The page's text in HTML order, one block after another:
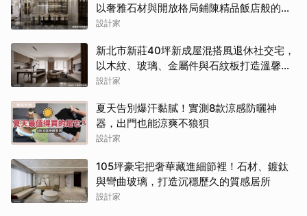
以奢雅石材與開放格局鋪陳精品飯店般的優
雅日常
設計家
新北市新莊40坪新成屋混搭風退休社交宅，
以木紋、玻璃、金屬件與石紋板打造溫馨日
常
設計家
夏天告別爆汗黏膩！實測8款涼感防曬神
器，出門也能涼爽不狼狽
設計家
105坪豪宅把奢華藏進細節裡！石材、鍍鈦
與彎曲玻璃，打造沉穩歷久的質感居所
設計家